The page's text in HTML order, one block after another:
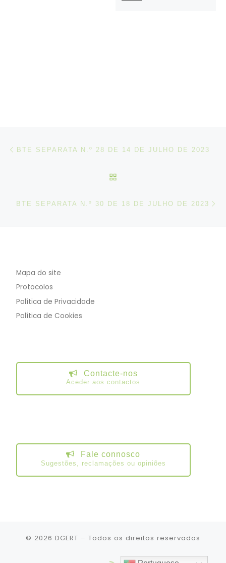
Post navigation
BTE SEPARATA N.º 28 DE 14 DE JULHO DE 2023
BTE SEPARATA N.º 30 DE 18 DE JULHO DE 2023
Mapa do site
Protocolos
Política de Privacidade
Política de Cookies
Contacte-nos
Aceder aos contactos
Fale connosco
Sugestões, reclamações ou opiniões
© 2026 DGERT – Todos os direitos reservados